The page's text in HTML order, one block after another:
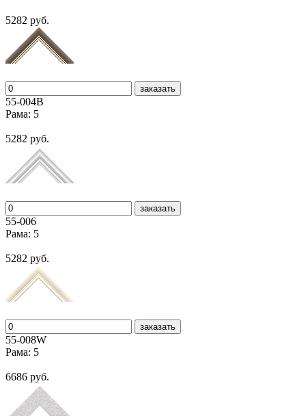
5282 руб.
заказать
55-004В
Рама: 5
5282 руб.
заказать
55-006
Рама: 5
5282 руб.
заказать
55-008W
Рама: 5
6686 руб.